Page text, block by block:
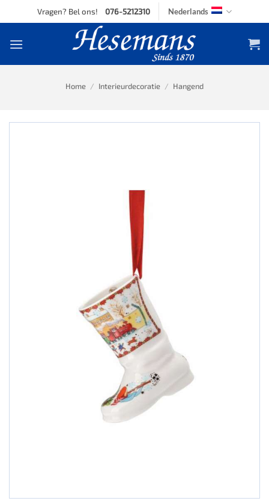
to
Vragen? Bel ons! 076-5212310 Nederlands
Home / Interieurdecoratie / Hangend